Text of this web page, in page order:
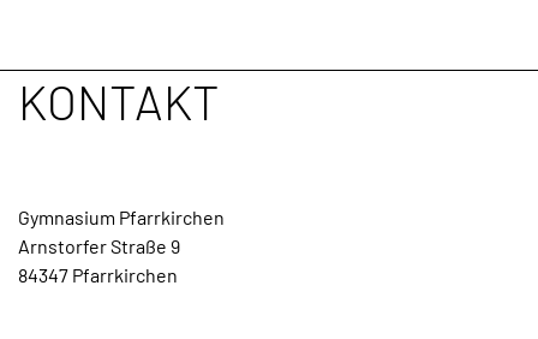
KONTAKT
Gymnasium Pfarrkirchen
Arnstorfer Straße 9
84347 Pfarrkirchen